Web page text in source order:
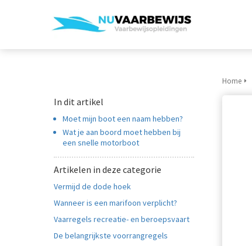
In dit artikel
Moet mijn boot een naam hebben?
Wat je aan boord moet hebben bij
een snelle motorboot
Artikelen in deze categorie
Vermijd de dode hoek
Wanneer is een marifoon verplicht?
Vaarregels recreatie- en beroepsvaart
De belangrijkste voorrangregels
Home